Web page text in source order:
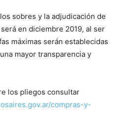
sobres y la adjudicación de
en diciembre 2019, al ser
máximas serán establecidas
mayor transparencia y
los pliegos consultar
compras-y-